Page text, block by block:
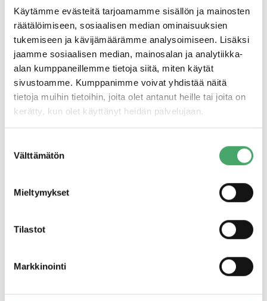
Käytämme evästeitä tarjoamamme sisällön ja mainosten
räätälöimiseen, sosiaalisen median ominaisuuksien
tukemiseen ja kävijämäärämme analysoimiseen. Lisäksi
jaamme sosiaalisen median, mainosalan ja analytiikka-
alan kumppaneillemme tietoja siitä, miten käytät
sivustoamme. Kumppanimme voivat yhdistää näitä
tietoja muihin tietoihin, joita olet antanut heille tai joita on
kerätty, kun olet käyttänyt heidän palvelujaan.
valinta
Välttämätön
Mieltymykset
Tilastot
Markkinointi
Huhtikuussa 2021 Kati Levoranta aloittaa osakkaana P2X
Solution Oy:ssä vastaten yhtiön operatiivisen ja
kaupallisen toiminnan kehittämisestä. P2X Solutions pyrkii
rakentamaan päästötöntä yhteiskuntaa tuottamalla
elektrolyysin avulla vihreää vetyä ja jatkojalostamalla siitä
synteettisiä polttoaineita.
Kati omaa juridisen ja kaupallisen koulutuksen ja hänellä
on mittava kokemus juridisista sekä liikkeenjohdollisista
listatuissa yhtiössä.
”Kati on tiiminrakentaja ja liiketoimintaa laajalti
ymmärtävä joukkuepelaaja. Juuri on kumppani
kohtaa hyvin samanlaisen mallin Juuren toiminnassa.
” toteaa hallituksen puheenjohtaja Jukka Hienonen.
”On hienoa olla mukana Juuren toiminnassa ja